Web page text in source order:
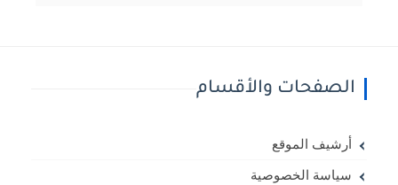
الصفحات والأقسام
أرشيف الموقع
سياسة الخصوصية